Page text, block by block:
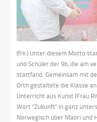
(frk.) Unter diesem Motto
und Schüler der 9b, die am
stattfand. Gemeinsam mit
Orth gestaltete die Klasse
Unterricht aus Kunst (Frau
Wort "Zukunft" in ganz
Norwegisch über Maori und